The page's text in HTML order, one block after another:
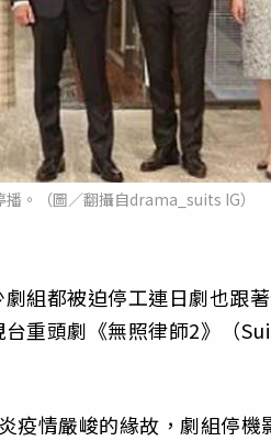
。（圖／翻攝自drama_suits IG）
組都被迫停工連日劇也跟
重頭劇《無照律師2》（
疫情嚴峻的緣故，劇組停機